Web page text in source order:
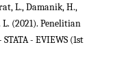
L., Damanik, H.,
L. (2021). Penelitian
- EVIEWS (1st